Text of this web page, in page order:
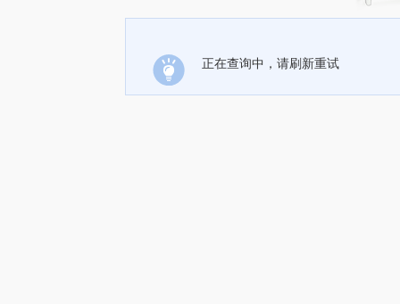
正在查询中，请刷新重试